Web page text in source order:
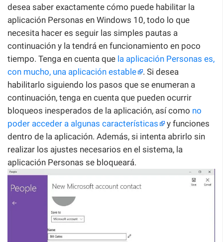
desea saber exactamente cómo puede habilitar la
aplicación Personas en Windows 10, todo lo que
necesita hacer es seguir las simples pautas a
continuación y la tendrá en funcionamiento en poco
tiempo. Tenga en cuenta que la aplicación Personas es,
con mucho, una aplicación estable
. Si desea
habilitarlo siguiendo los pasos que se enumeran a
continuación, tenga en cuenta que pueden ocurrir
bloqueos inesperados de la aplicación, así como no
poder acceder a algunas características
y funciones
dentro de la aplicación. Además, si intenta abrirlo sin
realizar los ajustes necesarios en el sistema, la
aplicación Personas se bloqueará.